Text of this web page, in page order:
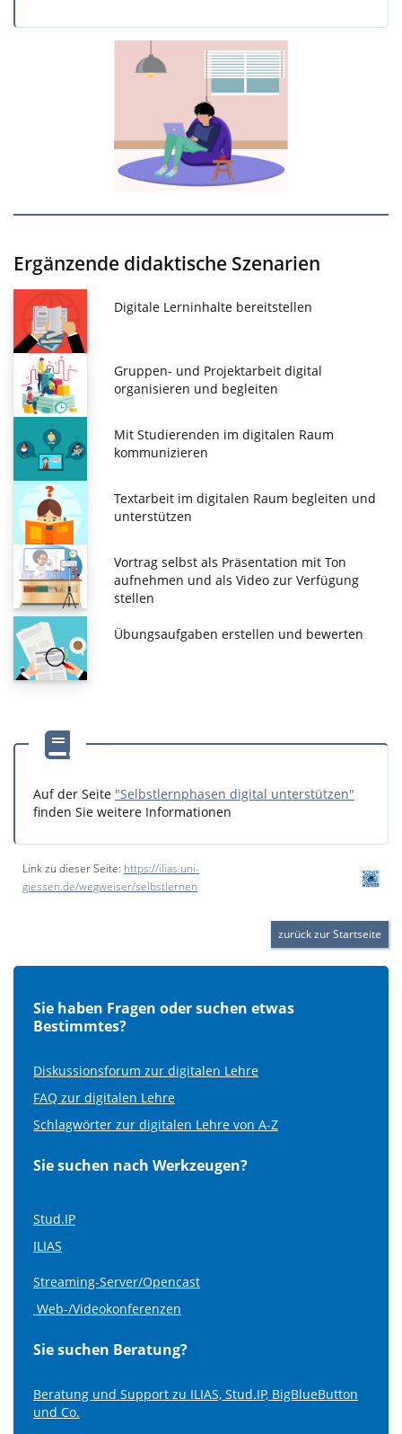
Ergänzende didaktische Szenarien
Digitale Lerninhalte bereitstellen
Gruppen- und Projektarbeit digital
organisieren und begleiten
Mit Studierenden im digitalen Raum
kommunizieren
Textarbeit im digitalen Raum begleiten und
unterstützen
Vortrag selbst als Präsentation mit Ton
aufnehmen und als Video zur Verfügung
stellen
Übungsaufgaben erstellen und bewerten
Auf der Seite "Selbstlernphasen digital unterstützen"
finden Sie weitere Informationen
Link zu dieser Seite: https://ilias.uni-
giessen.de/wegweiser/selbstlernen
zurück zur Startseite
Sie haben Fragen oder suchen etwas
Bestimmtes?
Diskussionsforum zur digitalen Lehre
FAQ zur digitalen Lehre
Schlagwörter zur digitalen Lehre von A-Z
Sie suchen nach Werkzeugen?
Stud.IP
ILIAS
Streaming-Server/Opencast
Web-/Videokonferenzen
Sie suchen Beratung?
Beratung und Support zu ILIAS, Stud.IP, BigBlueButton
und Co.